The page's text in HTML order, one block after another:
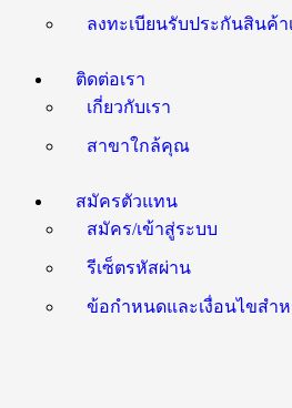
ลงทะเบียนรับประกันสินค้า
ติดต่อเรา
เกี่ยวกับเรา
สาขาใกล้คุณ
สมัครตัวแทน
สมัคร/เข้าสู่ระบบ
รีเซ็ตรหัสผ่าน
ข้อกำหนดและเงื่อนไขสำ